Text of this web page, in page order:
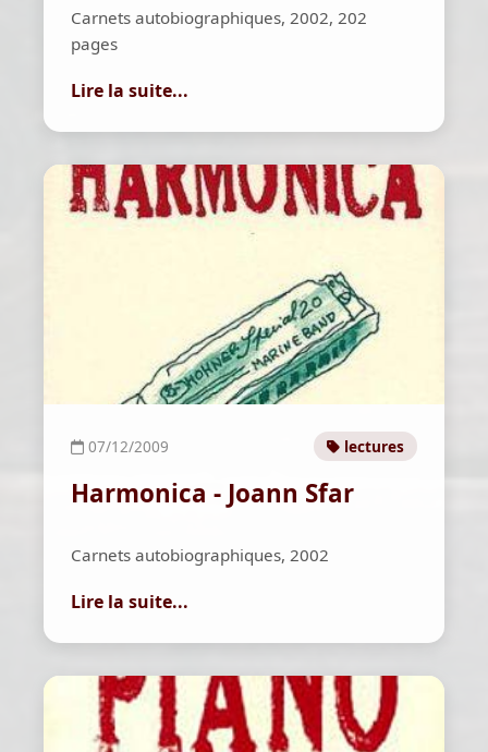
Carnets autobiographiques, 2002, 202
pages
Lire la suite...
07/12/2009 lectures
Harmonica - Joann Sfar
Carnets autobiographiques, 2002
Lire la suite...